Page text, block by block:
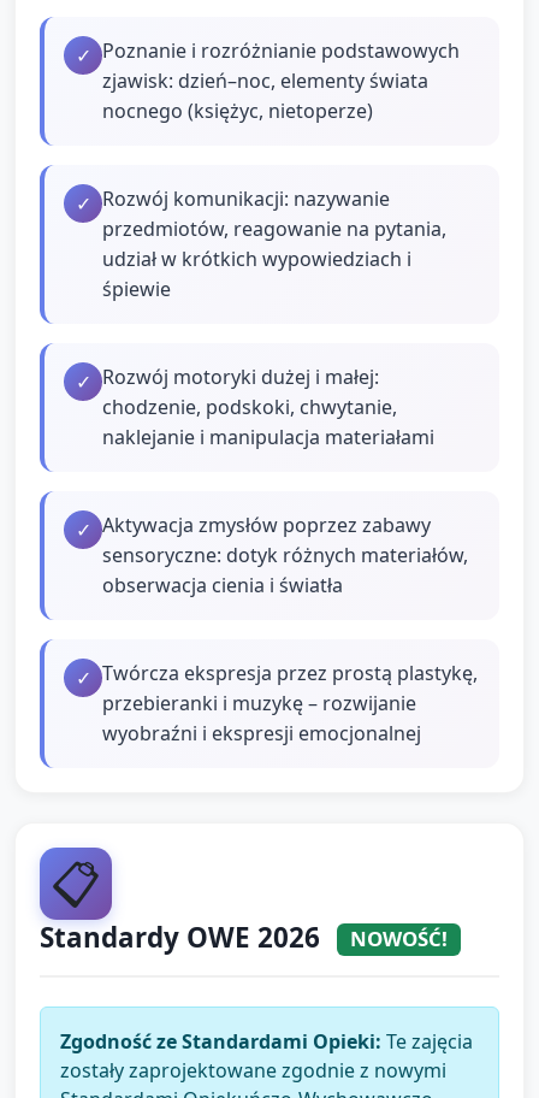
✓ Poznanie i rozróżnianie podstawowych
zjawisk: dzień–noc, elementy świata
nocnego (księżyc, nietoperze)
✓ Rozwój komunikacji: nazywanie
przedmiotów, reagowanie na pytania,
udział w krótkich wypowiedziach i
śpiewie
✓ Rozwój motoryki dużej i małej:
chodzenie, podskoki, chwytanie,
naklejanie i manipulacja materiałami
✓ Aktywacja zmysłów poprzez zabawy
sensoryczne: dotyk różnych materiałów,
obserwacja cienia i światła
✓ Twórcza ekspresja przez prostą plastykę,
przebieranki i muzykę – rozwijanie
wyobraźni i ekspresji emocjonalnej
📋
Standardy OWE 2026 NOWOŚĆ!
Zgodność ze Standardami Opieki: Te zajęcia
zostały zaprojektowane zgodnie z nowymi